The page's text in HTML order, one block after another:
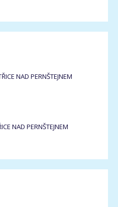
NAD PERNŠTEJNEM